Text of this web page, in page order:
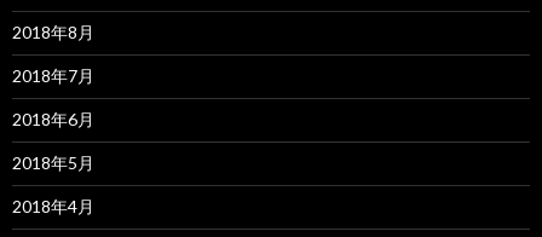
2018年8月
2018年7月
2018年6月
2018年5月
2018年4月